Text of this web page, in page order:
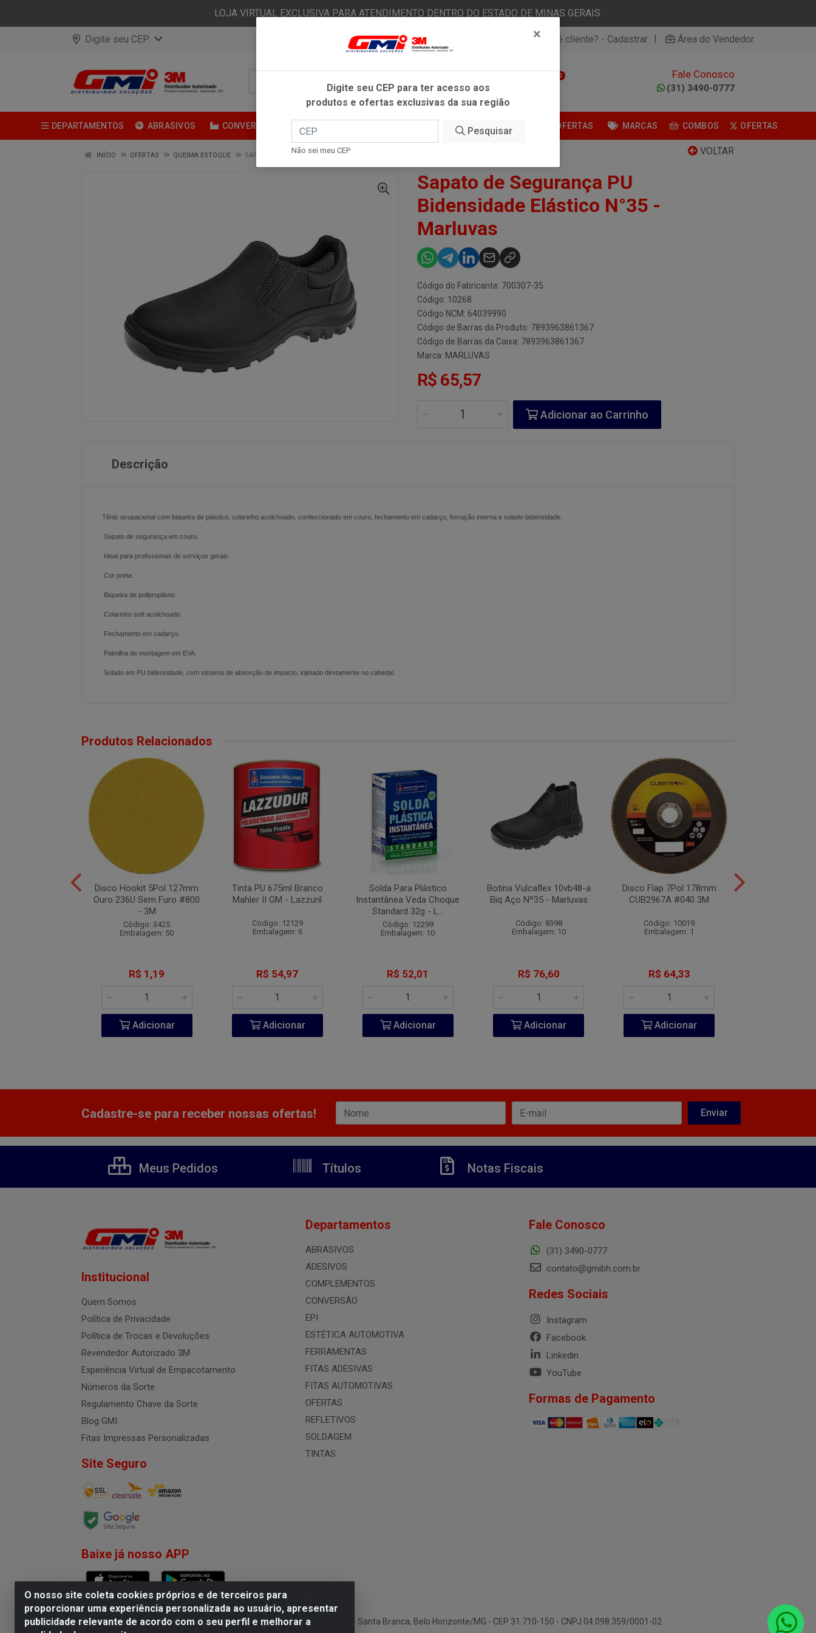
LOJA VIRTUAL EXCLUSIVA PARA ATENDIMENTO DENTRO DO ESTADO DE MINAS GERAIS.
Digite seu CEP Já é cliente? - Entrar Não é cliente? - Cadastrar | Área do Vendedor
0 Fale Conosco
(31) 3490-0777
DEPARTAMENTOS ABRASIVOS CONVERSÃO FITAS ADESIVAS ESTÉTICA AUTOMOTIVA OFERTAS MARCAS COMBOS OFERTAS
VOLTAR
INÍCIO OFERTAS QUEIMA ESTOQUE SAPATO DE SEGURANÇA PU BIDENSIDADE ELÁSTICO N°35 - MARLUVAS
Sapato de Segurança PU
Bidensidade Elástico N°35 -
Marluvas
Código do Fabricante: 700307-35
Código: 10268
Código NCM: 64039990
Código de Barras do Produto: 7893963861367
Código de Barras da Caixa: 7893963861367
Marca: MARLUVAS
R$ 65,57
Adicionar ao Carrinho
Descrição
Tênis ocupacional com biqueira de plástico, colarinho acolchoado, confeccionado em couro, fechamento em cadarço, forração interna e solado bidensidade.
Sapato de segurança em couro.
Ideal para profissionais de serviços gerais.
Cor preta.
Biqueira de polipropileno
Colarinho soft acolchoado.
Fechamento em cadarço.
Palmilha de montagem em EVA.
Solado em PU bidensidade, com sistema de absorção de impacto, injetado diretamente no cabedal.
Produtos Relacionados
Disco Hookit 5Pol 127mm
Ouro 236U Sem Furo #800
- 3M
Código: 3425
Embalagem: 50
R$ 1,19
Adicionar
Tinta PU 675ml Branco
Mahler II GM - Lazzuril
Código: 12129
Embalagem: 6
R$ 54,97
Adicionar
Solda Para Plástico
Instantânea Veda Choque
Standard 32g - L...
Código: 12299
Embalagem: 10
R$ 52,01
Adicionar
Botina Vulcaflex 10vb48-a
Biq Aço Nº35 - Marluvas
Código: 8398
Embalagem: 10
R$ 76,60
Adicionar
Disco Flap 7Pol 178mm
CUB2967A #040 3M
Código: 10019
Embalagem: 1
R$ 64,33
Adicionar
O nosso site coleta cookies próprios e de terceiros para
proporcionar uma experiência personalizada ao usuário, apresentar
publicidade relevante de acordo com o seu perfil e melhorar a
Cadastre-se para receber nossas ofertas!
Meus Pedidos Títulos Notas Fiscais
Institucional
Quem Somos
Política de Privacidade
Política de Trocas e Devoluções
Revendedor Autorizado 3M
Experiência Virtual de Empacotamento
Números da Sorte
Regulamento Chave da Sorte
Blog GMI
Fitas Impressas Personalizadas
Site Seguro
Baixe já nosso APP
Departamentos
ABRASIVOS
ADESIVOS
COMPLEMENTOS
CONVERSÃO
EPI
ESTÉTICA AUTOMOTIVA
FERRAMENTAS
FITAS ADESIVAS
FITAS AUTOMOTIVAS
OFERTAS
REFLETIVOS
SOLDAGEM
TINTAS
Fale Conosco
(31) 3490-0777
contato@gmibh.com.br
Redes Sociais
Instagram
Facebook
Linkedin
YouTube
Formas de Pagamento
G.M.I. Distribuidora LTDA - Rua Conselheiro Pena, 50 - Santa Branca, Belo Horizonte/MG - CEP 31.710-150 - CNPJ 04.098.359/0001-02
×
Digite seu CEP para ter acesso aos
produtos e ofertas exclusivas da sua região
Pesquisar
Não sei meu CEP